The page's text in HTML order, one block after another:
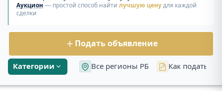
Категории Все регионы РБ Как подать
Аукцион — простой способ найти лучшую цену для каждой
сделки
Подать объявление